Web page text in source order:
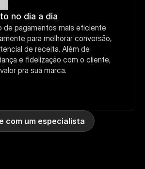
no dia a dia
de pagamentos mais eficiente
para melhorar conversão,
de receita. Além de
e fidelização com o cliente,
pra sua marca.
com um especialista